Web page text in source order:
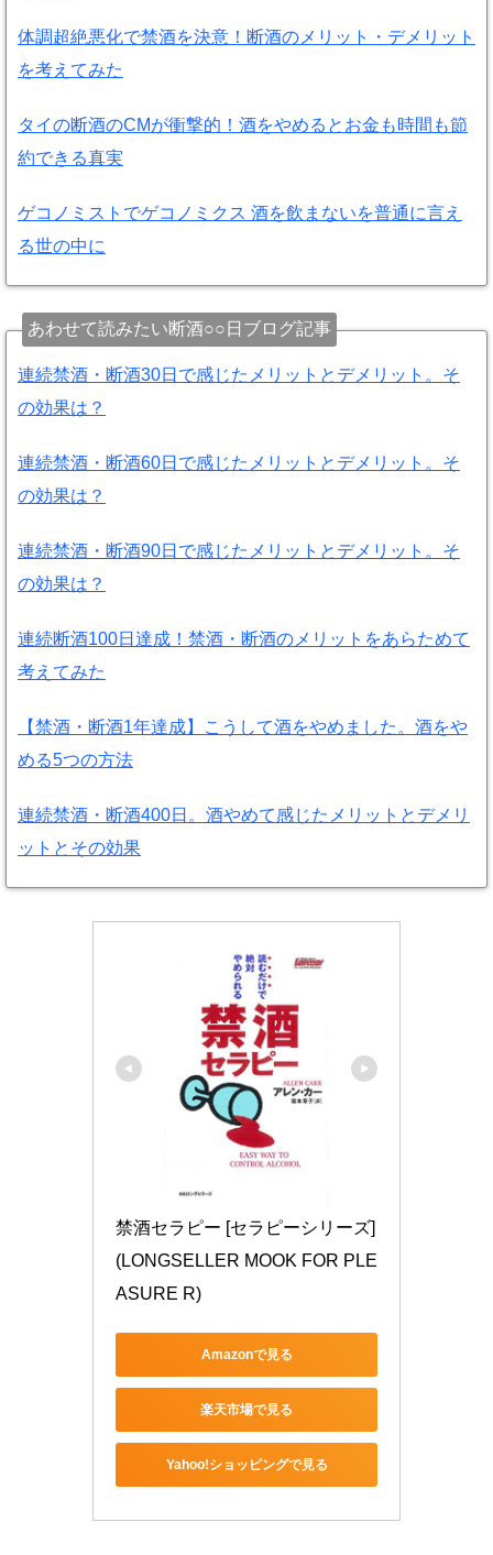
体調超絶悪化で禁酒を決意！断酒のメリット・デメリット
を考えてみた
タイの断酒のCMが衝撃的！酒をやめるとお金も時間も節
約できる真実
ゲコノミストでゲコノミクス 酒を飲まないを普通に言え
る世の中に
あわせて読みたい断酒○○日ブログ記事
連続禁酒・断酒30日で感じたメリットとデメリット。そ
の効果は？
連続禁酒・断酒60日で感じたメリットとデメリット。そ
の効果は？
連続禁酒・断酒90日で感じたメリットとデメリット。そ
の効果は？
連続断酒100日達成！禁酒・断酒のメリットをあらためて
考えてみた
【禁酒・断酒1年達成】こうして酒をやめました。酒をや
める5つの方法
連続禁酒・断酒400日。酒やめて感じたメリットとデメリ
ットとその効果
禁酒セラピー [セラピーシリーズ]
(LONGSELLER MOOK FOR PLE
ASURE R)
Amazonで見る
楽天市場で見る
Yahoo!ショッピングで見る